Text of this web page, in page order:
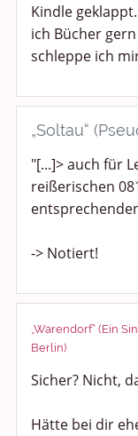
Kindle
ich Bücher
schleppe ich
„Soltau“
"[...]> auch für
reißerischen
-> Notiert!
„Warendorf“ (Ein
Berlin)
Sicher? Nicht,
Hätte bei dir